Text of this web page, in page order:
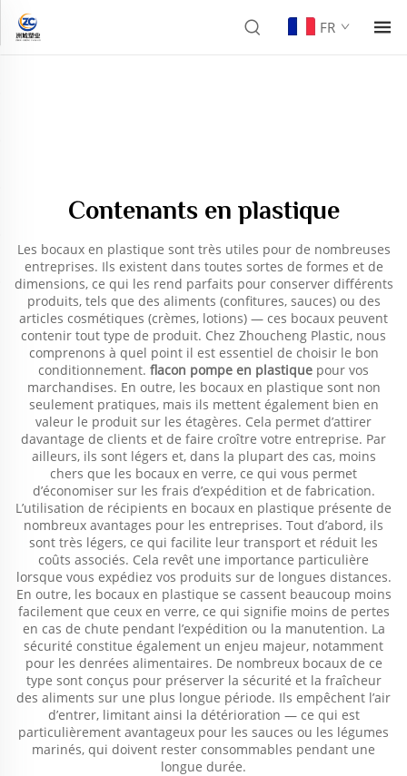
FR
Contenants en plastique
Les bocaux en plastique sont très utiles pour de nombreuses
entreprises. Ils existent dans toutes sortes de formes et de
dimensions, ce qui les rend parfaits pour conserver différents
produits, tels que des aliments (confitures, sauces) ou des
articles cosmétiques (crèmes, lotions) — ces bocaux peuvent
contenir tout type de produit. Chez Zhoucheng Plastic, nous
comprenons à quel point il est essentiel de choisir le bon
conditionnement. flacon pompe en plastique pour vos
marchandises. En outre, les bocaux en plastique sont non
seulement pratiques, mais ils mettent également bien en
valeur le produit sur les étagères. Cela permet d’attirer
davantage de clients et de faire croître votre entreprise. Par
ailleurs, ils sont légers et, dans la plupart des cas, moins
chers que les bocaux en verre, ce qui vous permet
d’économiser sur les frais d’expédition et de fabrication.
L’utilisation de récipients en bocaux en plastique présente de
nombreux avantages pour les entreprises. Tout d’abord, ils
sont très légers, ce qui facilite leur transport et réduit les
coûts associés. Cela revêt une importance particulière
lorsque vous expédiez vos produits sur de longues distances.
En outre, les bocaux en plastique se cassent beaucoup moins
facilement que ceux en verre, ce qui signifie moins de pertes
en cas de chute pendant l’expédition ou la manutention. La
sécurité constitue également un enjeu majeur, notamment
pour les denrées alimentaires. De nombreux bocaux de ce
type sont conçus pour préserver la sécurité et la fraîcheur
des aliments sur une plus longue période. Ils empêchent l’air
d’entrer, limitant ainsi la détérioration — ce qui est
particulièrement avantageux pour les sauces ou les légumes
marinés, qui doivent rester consommables pendant une
longue durée.